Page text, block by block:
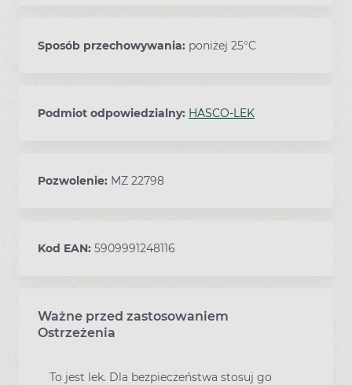
Sposób przechowywania: poniżej 25°C
Podmiot odpowiedzialny: HASCO-LEK
Pozwolenie: MZ 22798
Kod EAN: 5909991248116
Ważne przed zastosowaniem
Ostrzeżenia
To jest lek. Dla bezpieczeństwa stosuj go